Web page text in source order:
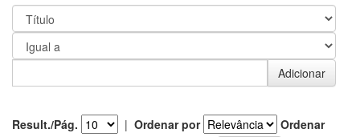
Result./Pág. | Ordenar por
Ordenar